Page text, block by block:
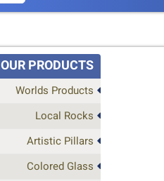
OUR PRODUCTS
Worlds Products
Local Rocks
Artistic Pillars
Colored Glass